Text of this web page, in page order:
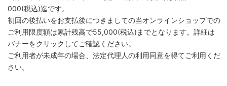
000(税込)迄です。
初回の後払いをお支払後につきましての当オンラインショップでの
ご利用限度額は累計残高で55,000(税込)までとなります。詳細は
バナーをクリックしてご確認ください。
ご利用者が未成年の場合、法定代理人の利用同意を得てご利用くだ
さい。